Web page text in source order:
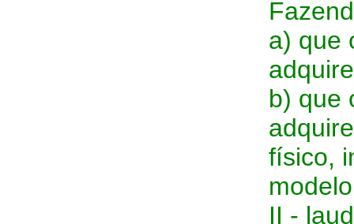
a) que
b) que
físico,
II -